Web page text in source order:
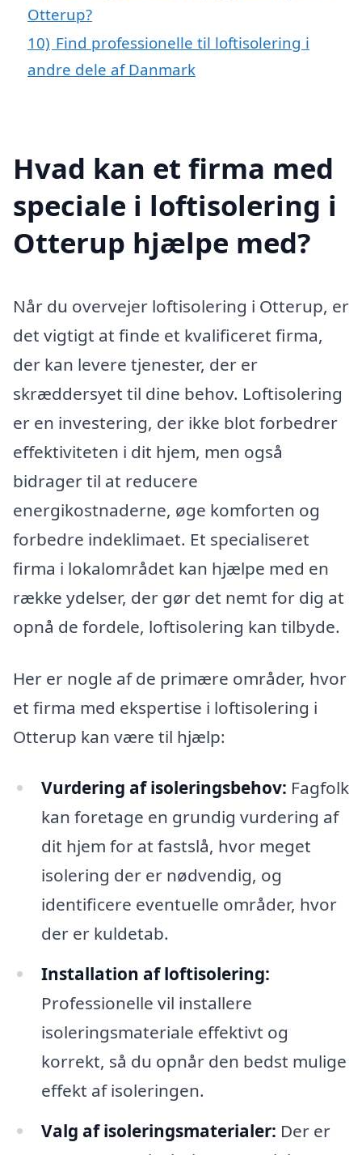
Otterup?
10) Find professionelle til loftisolering i
andre dele af Danmark
Hvad kan et firma med
speciale i loftisolering i
Otterup hjælpe med?
Når du overvejer loftisolering i Otterup, er
det vigtigt at finde et kvalificeret firma,
der kan levere tjenester, der er
skræddersyet til dine behov. Loftisolering
er en investering, der ikke blot forbedrer
effektiviteten i dit hjem, men også
bidrager til at reducere
energikostnaderne, øge komforten og
forbedre indeklimaet. Et specialiseret
firma i lokalområdet kan hjælpe med en
række ydelser, der gør det nemt for dig at
opnå de fordele, loftisolering kan tilbyde.
Her er nogle af de primære områder, hvor
et firma med ekspertise i loftisolering i
Otterup kan være til hjælp:
Vurdering af isoleringsbehov: Fagfolk
kan foretage en grundig vurdering af
dit hjem for at fastslå, hvor meget
isolering der er nødvendig, og
identificere eventuelle områder, hvor
der er kuldetab.
Installation af loftisolering:
Professionelle vil installere
isoleringsmateriale effektivt og
korrekt, så du opnår den bedst mulige
effekt af isoleringen.
Valg af isoleringsmaterialer: Der er